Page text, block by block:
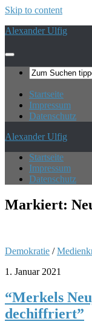
Skip to content
Alexander Ulfig
Startseite
Impressum
Datenschutz
Alexander Ulfig
Startseite
Impressum
Datenschutz
Markiert:
Demokratie /
1. Januar 2021
“Merkels
dechiffriert”